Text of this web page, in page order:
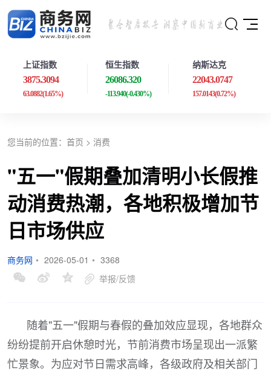
上证指数
3875.3094
63.0882(1.65%)
恒生指数
26086.320
-113.940(-0.430%)
纳斯达克
22043.0747
157.0143(0.72%)
您当前的位置： 首页 > 消费
"五一"假期叠加清明小长假推
动消费热潮，各地积极增加节
日市场供应
商务网 • 2026-05-01 • 3368
举报/反馈
随着"五一"假期与春假的叠加效应显现，各地群众
纷纷提前开启休憩时光，节前消费市场呈现出一派繁
忙景象。为应对节日需求高峰，各级政府及相关部门